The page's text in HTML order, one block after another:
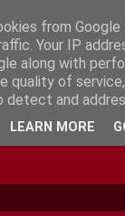
from
Your IP
along with
quality of
and
LEARN MORE